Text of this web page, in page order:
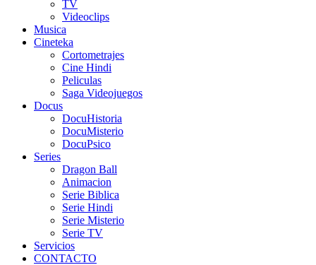
TV
Videoclips
Musica
Cineteka
Cortometrajes
Cine Hindi
Peliculas
Saga Videojuegos
Docus
DocuHistoria
DocuMisterio
DocuPsico
Series
Dragon Ball
Animacion
Serie Biblica
Serie Hindi
Serie Misterio
Serie TV
Servicios
CONTACTO